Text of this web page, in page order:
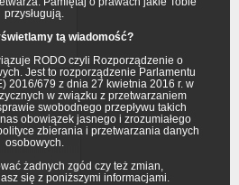
przysługują.
tą wiadomość?
RODO czyli Rozporządzenie o
Jest to rozporządzenie Parlamentu
2016/679 z dnia 27 kwietnia 2016 r. w
w związku z przetwarzaniem
swobodnego przepływu takich
obowiązek jasnego i zrozumiałego
zbierania i przetwarzania danych
osobowych.
żadnych zgód czy też zmian,
się z poniższymi informacjami.